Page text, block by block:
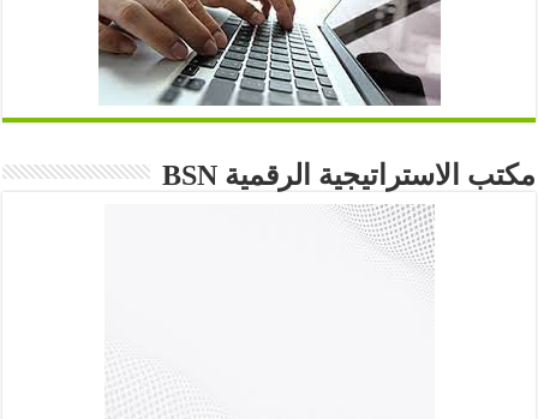
مكتب الاستراتيجية الرقمية BSN